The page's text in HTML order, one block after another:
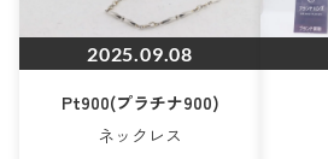
2025.09.08
Pt900(プラチナ900)
ネックレス